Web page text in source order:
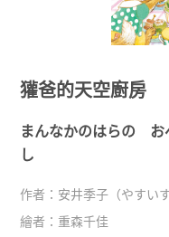
獾爸的天空廚房
まんなかのはらの
し
作者： 安井季子（やすい
繪者： 重森千佳